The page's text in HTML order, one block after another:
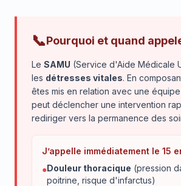
📞Pourquoi et quand
Le SAMU (Service d'Aide Médicale
les détresses vitales. En
êtes mis en relation avec une
peut déclencher une intervention
rediriger vers la permanence des
J’appelle immédiatement le 15
●Douleur thoracique (pression
poitrine, risque d'infarctus)